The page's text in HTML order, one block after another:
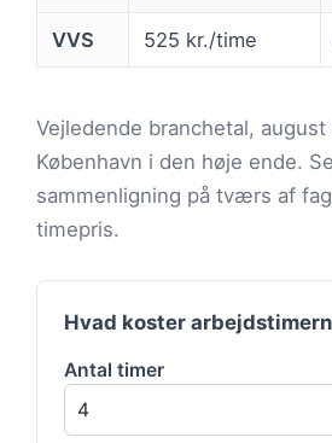
VVS 525 kr./time
Vejledende branchetal, august
København i den høje ende.
sammenligning på tværs af
timepris.
Hvad koster
Antal timer